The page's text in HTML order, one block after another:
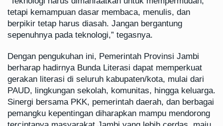
tetapi kemampuan dasar membaca, menulis, dan
berpikir tetap harus diasah. Jangan bergantung
sepenuhnya pada teknologi,” tegasnya.
Dengan pengukuhan ini, Pemerintah Provinsi Jambi
berharap hadirnya Bunda Literasi dapat memperkuat
gerakan literasi di seluruh kabupaten/kota, mulai dari
PAUD, lingkungan sekolah, komunitas, hingga keluarga.
Sinergi bersama PKK, pemerintah daerah, dan berbagai
pemangku kepentingan diharapkan mampu mendorong